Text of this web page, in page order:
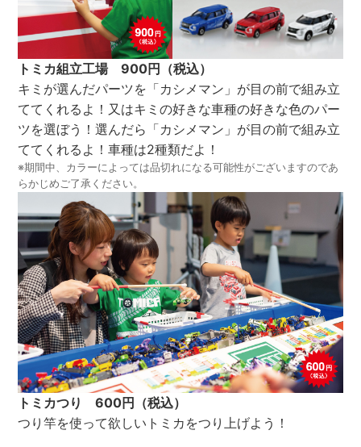
トミカ組立工場 900円（税込）
キミが選んだパーツを「カシメマン」が目の前で組み立
ててくれるよ！又はキミの好きな車種の好きな色のパー
ツを選ぼう！選んだら「カシメマン」が目の前で組み立
ててくれるよ！車種は2種類だよ！
※期間中、カラーによっては品切れになる可能性がございますのであ
らかじめご了承ください。
トミカつり 600円（税込）
つり竿を使って欲しいトミカをつり上げよう！